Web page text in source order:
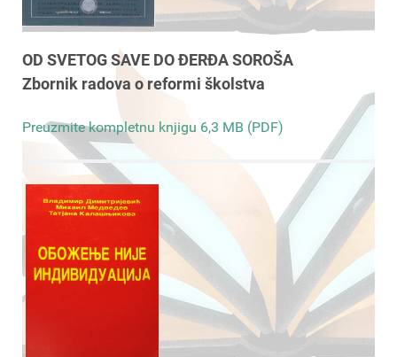
OD SVETOG SAVE DO ĐERĐA SOROŠA
Zbornik radova o reformi školstva
Preuzmite kompletnu knjigu 6,3 MB (PDF)